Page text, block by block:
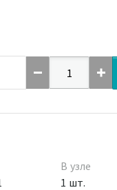
В узле
1 шт.